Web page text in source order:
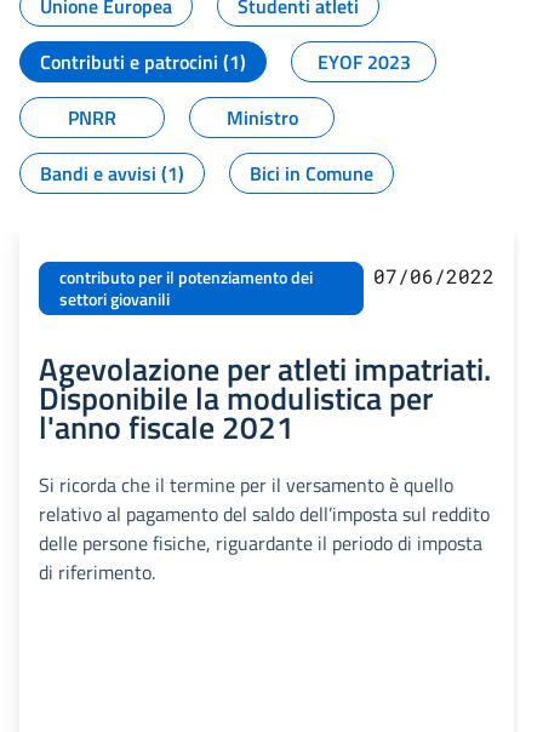
Unione Europea
Studenti atleti
Contributi e patrocini (1)
EYOF 2023
PNRR
Ministro
Bandi e avvisi (1)
Bici in Comune
contributo per il potenziamento dei
settori giovanili
07/06/2022
Agevolazione per atleti impatriati.
Disponibile la modulistica per
l'anno fiscale 2021
Si ricorda che il termine per il versamento è quello
relativo al pagamento del saldo dell’imposta sul reddito
delle persone fisiche, riguardante il periodo di imposta
di riferimento.